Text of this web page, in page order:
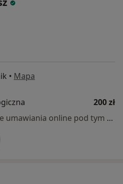
• Mapa
200 zł
Specjalista nie oferuje umawiania online pod tym adresem.